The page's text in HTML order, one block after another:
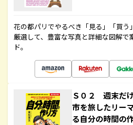
花の都パリでやるべき「見る」「買う
厳選して、豊富な写真と詳細な図解で
ド。
Ｓ０２ 週末だ
市を旅したリー
る自分の時間の